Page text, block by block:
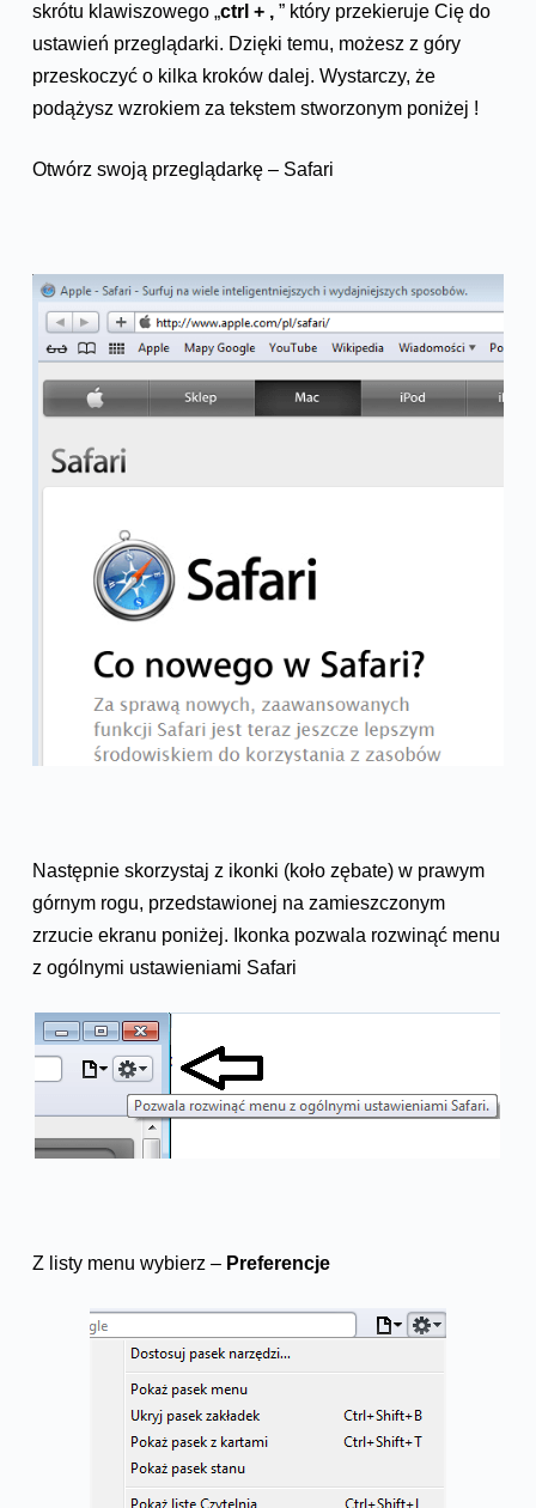
skrótu klawiszowego „ctrl + ,” który przekieruje Cię do
ustawień przeglądarki. Dzięki temu, możesz z góry
przeskoczyć o kilka kroków dalej. Wystarczy, że
podążysz wzrokiem za tekstem stworzonym poniżej !
Otwórz swoją przeglądarkę – Safari
Następnie skorzystaj z ikonki (koło zębate) w prawym
górnym rogu, przedstawionej na zamieszczonym
zrzucie ekranu poniżej. Ikonka pozwala rozwinąć menu
z ogólnymi ustawieniami Safari
Z listy menu wybierz – Preferencje